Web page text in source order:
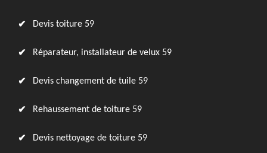
Devis toiture 59
Réparateur, installateur de velux 59
Devis changement de tuile 59
Rehaussement de toiture 59
Devis nettoyage de toiture 59